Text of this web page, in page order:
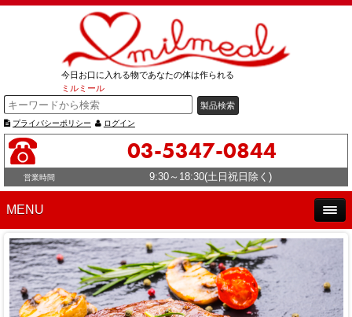
今日お口に入れる物であなたの体は作られる
ミルミール
プライバシーポリシー ログイン
03-5347-0844
営業時間 9:30～18:30(土日祝日除く)
MENU